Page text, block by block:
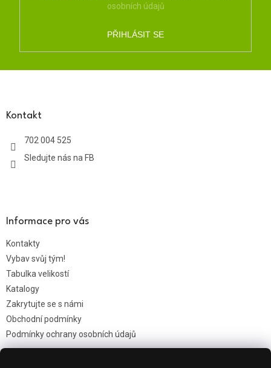
osobních údajů
PŘIHLÁSIT SE
Kontakt
702 004 525
Sledujte nás na FB
Informace pro vás
Kontakty
Vybav svůj tým!
Tabulka velikostí
Katalogy
Zakrytujte se s námi
Obchodní podmínky
Podmínky ochrany osobních údajů